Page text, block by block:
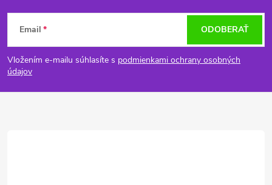
Z
á
p
Email
Vložením e-mailu súhlasíte s podmienkami ochrany osobných
údajov
ODOBERAŤ